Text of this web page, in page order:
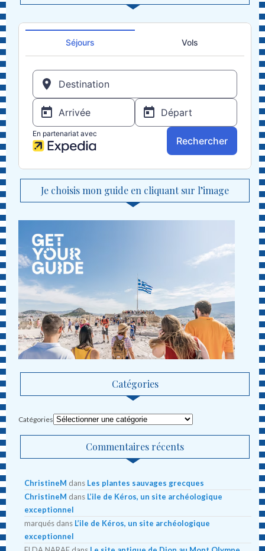
Je choisis mon guide en cliquant sur l’image
Catégories
Catégories
Commentaires récents
ChristineM dans Les plantes sauvages grecques
ChristineM dans L’ile de Kéros, un site archéologique
exceptionnel
marqués dans L’ile de Kéros, un site archéologique
exceptionnel